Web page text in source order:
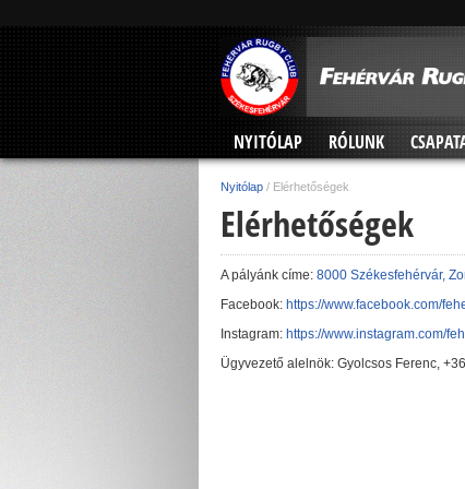
NYITÓLAP RÓLUNK
Nyitólap / Elérhetőségek
Elérhetőségek
A pályánk címe: 8000 Székesfehérvár,
Facebook: https://www.facebook.com/
Instagram: https://www.instagram.com/
Ügyvezető alelnök: Gyolcsos Ferenc,